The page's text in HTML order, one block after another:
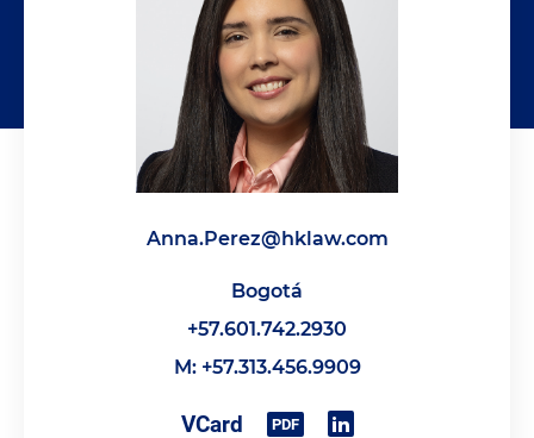
Anna.Perez@hklaw.com
Bogotá
+57.601.742.2930
M: +57.313.456.9909